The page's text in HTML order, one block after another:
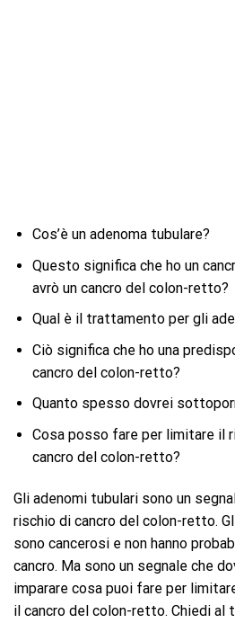
Cos’è un adenoma tubulare?
Questo significa che ho un
avrò un cancro del colon-retto?
Qual è il trattamento per gli
Ciò significa che ho una
cancro del colon-retto?
Quanto spesso dovrei
Cosa posso fare per limitare il
cancro del colon-retto?
Gli adenomi tubulari sono un
rischio di cancro del colon-retto.
sono cancerosi e non hanno
cancro. Ma sono un segnale che
imparare cosa puoi fare per
il cancro del colon-retto. Chiedi al